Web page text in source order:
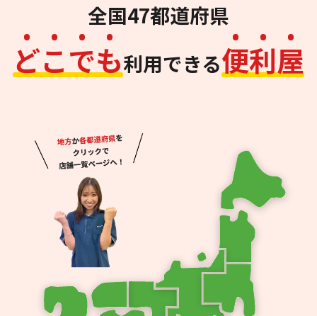
全国47都道府県
どこでも利用できる便利屋